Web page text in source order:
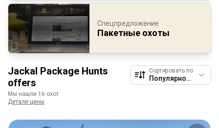
Спецпредложение
Пакетные охоты
Jackal Package Hunts
offers
Мы нашли 16 охот
Детали цены
Сортировать по